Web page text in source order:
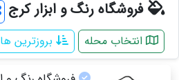
فروشگاه رنگ و ابزار کرج
انتخاب محله
بروزترین ها